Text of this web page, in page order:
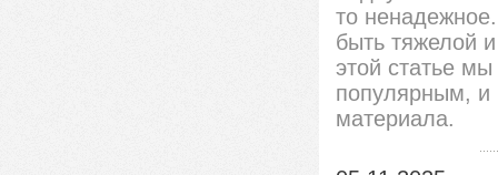
то
быть тяжелой
этой статье
популярным, и
материала.